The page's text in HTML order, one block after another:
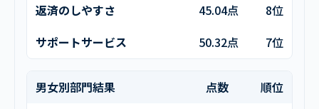
返済のしやすさ
45.04点
8位
サポートサービス
50.32点 7位
男女別部門結果 点数
順位